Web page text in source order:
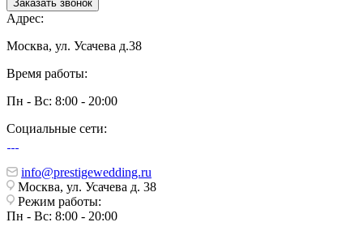
Заказать звонок
Адрес:
Москва, ул. Усачева д.38
Время работы:
Пн - Вс: 8:00 - 20:00
Социальные сети:
info@prestigewedding.ru
Москва, ул. Усачева д. 38
Режим работы:
Пн - Вс: 8:00 - 20:00